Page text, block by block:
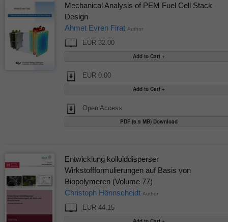
Mechanical Analysis of PEM Fuel Cell Stack
Design
Ahmet Evren Firat Author
EUR 32.00
EUR 0.00
Open Access
PDF (6.5 MB) Download
Entwicklung kolloiddisperser
Wirkstoffformulierungen auf Basis von
Biopolymeren (Volume 77)
Christoph Hönnscheidt Author
EUR 44.15